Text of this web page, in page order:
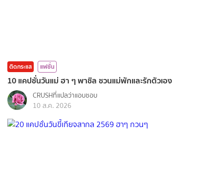
ติดกระแส แฟชั่น
10 แคปชั่นวันแม่ ฮา ๆ พาชิล ชวนแม่พักและรักตัวเอง
CRUSHที่แปลว่าแอบชอบ
10 ส.ค. 2026